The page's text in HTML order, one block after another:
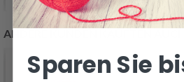
ANDERE KUNDEN KAUFTEN AUCH
Sparen Sie